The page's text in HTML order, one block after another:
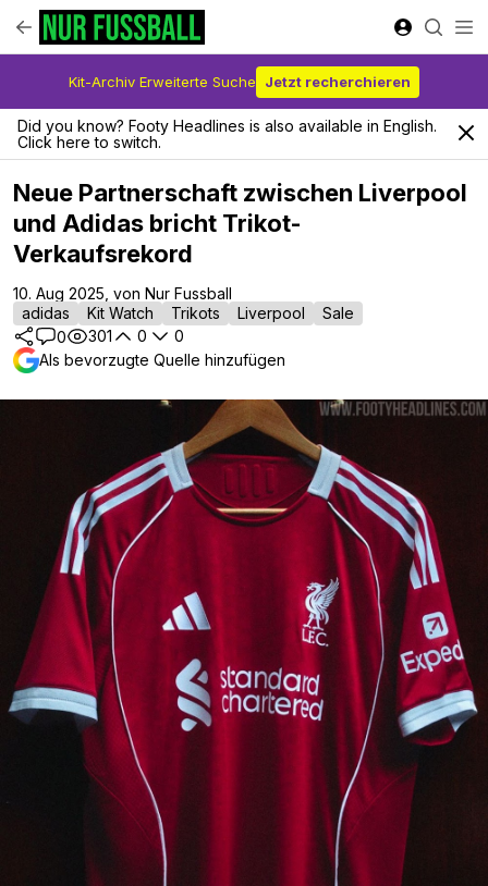
Kit-Archiv Erweiterte Suche Jetzt recherchieren
Did you know? Footy Headlines is also available in English.
Click here to switch.
Neue Partnerschaft zwischen Liverpool
und Adidas bricht Trikot-
Verkaufsrekord
10. Aug 2025, von Nur Fussball
adidas
Kit Watch Trikots Liverpool
Sale
0
301 0
0
Als bevorzugte Quelle hinzufügen